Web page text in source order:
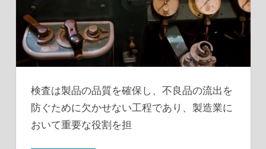
検査は製品の品質を確保し、不良品の流出を
防ぐために欠かせない工程であり、製造業に
おいて重要な役割を担